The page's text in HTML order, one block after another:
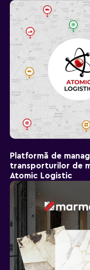
Platformă de
transporturilor de
Atomic Logistic